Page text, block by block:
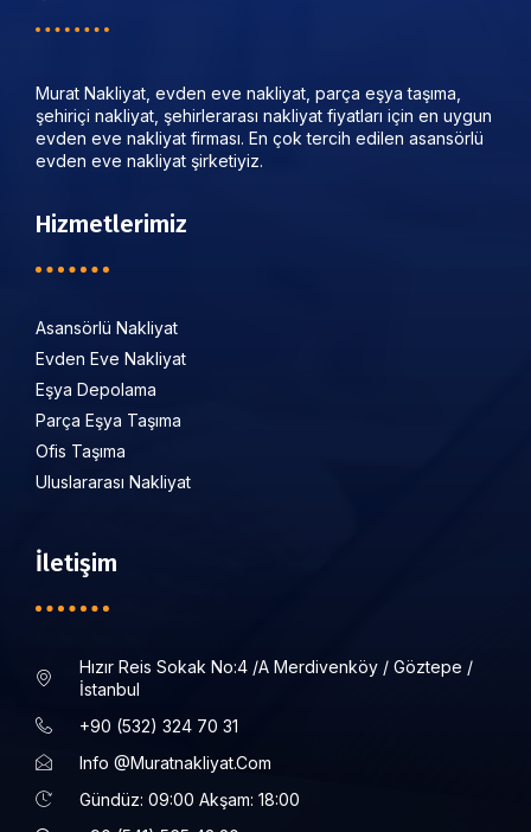
Murat Nakliyat, evden eve nakliyat, parça eşya taşıma,
şehiriçi nakliyat, şehirlerarası nakliyat fiyatları için en uygun
evden eve nakliyat firması. En çok tercih edilen asansörlü
evden eve nakliyat şirketiyiz.
Hizmetlerimiz
Asansörlü Nakliyat
Evden Eve Nakliyat
Eşya Depolama
Parça Eşya Taşıma
Ofis Taşıma
Uluslararası Nakliyat
İletişim
Hızır Reis Sokak No:4 /a Merdivenköy / Göztepe /
İstanbul
+90 (532) 324 70 31
Info @muratnakliyat.com
Gündüz: 09:00 Akşam: 18:00